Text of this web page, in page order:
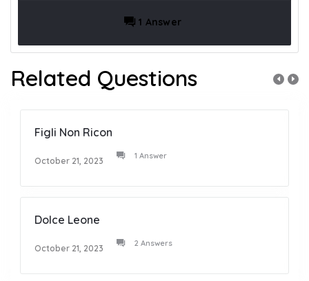
1 Answer
Related Questions
Figli Non Ricon
October 21, 2023 1 Answer
Dolce Leone
October 21, 2023 2 Answers